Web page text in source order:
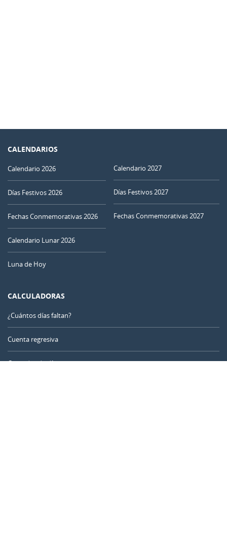
CALENDARIOS
Calendario 2026
Días Festivos 2026
Fechas Conmemorativas 2026
Calendario Lunar 2026
Luna de Hoy
Calendario 2027
Días Festivos 2027
Fechas Conmemorativas 2027
CALCULADORAS
¿Cuántos días faltan?
Cuenta regresiva
Contador de días